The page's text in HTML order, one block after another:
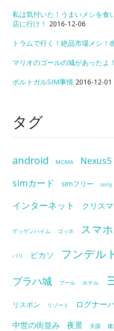
私は気付いた！うまいメシを食
店に行け！ 2016-12-06
トラムで行く！絶品市場メシ！
マリオのゴールの城があったよ
ポルトガルSIM事情 2016-12-01
タグ
android MOMA Nexus5
simカード simフリー sony
インターネット
クリス
ゲッゲンハイム ゴッホ スマホ
パリ ピカソ フンデル
プラハ城 プール ホテル
リスボン リゾート
ログナー
中世の街並み
夜景 天国